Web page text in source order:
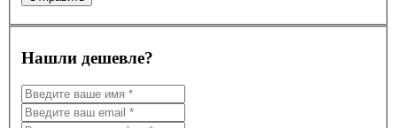
Нашли дешевле?